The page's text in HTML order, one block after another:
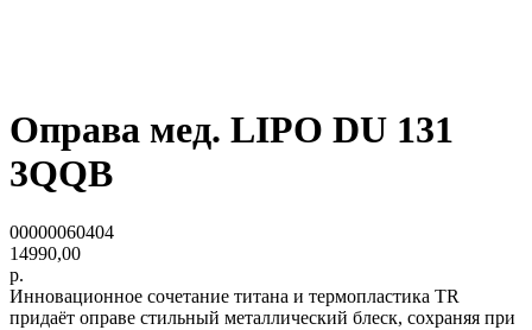
Оправа мед. LIPO DU 131
3QQB
00000060404
14990,00
р.
Инновационное сочетание титана и термопластика TR
придаёт оправе стильный металлический блеск, сохраняя при